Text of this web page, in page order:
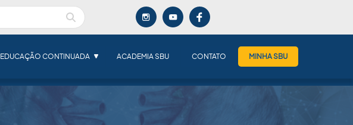
EDUCAÇÃO CONTINUADA ACADEMIA SBU CONTATO MINHA SBU